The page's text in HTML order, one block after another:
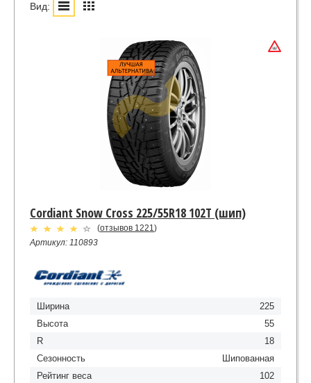
Вид:
Cordiant Snow Cross 225/55R18 102T (шип)
(отзывов 1221)
Артикул: 110893
Ширина
225
Высота
55
R
18
Сезонность
Шипованная
Рейтинг веса
102